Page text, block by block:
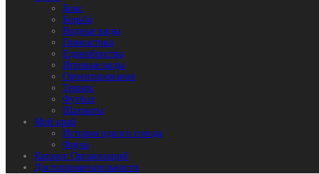
Бокс
Борьба
Водные виды
Гимнастика
Единоборства
Игровые виды
Ориентирование
Теннис
Футбол
Шахматы
Мой край
История одного города
Фауна
Каталог Организаций
Достопримечательности